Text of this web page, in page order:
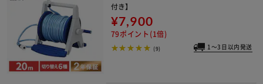
付き】
¥7,900
79ポイント(1倍)
(9) 1～3日以内発送